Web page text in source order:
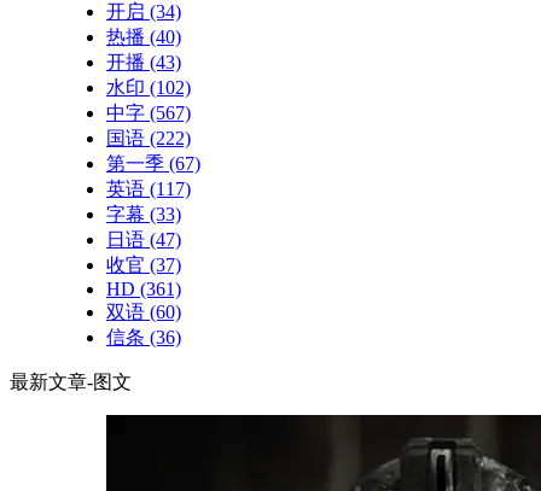
开启 (34)
热播 (40)
开播 (43)
水印 (102)
中字 (567)
国语 (222)
第一季 (67)
英语 (117)
字幕 (33)
日语 (47)
收官 (37)
HD (361)
双语 (60)
信条 (36)
最新文章-图文